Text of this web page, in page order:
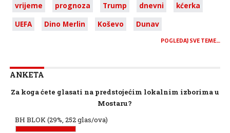
vrijeme
prognoza Trump dnevni
kćerka
UEFA
Dino Merlin Koševo Dunav
POGLEDAJ SVE TEME…
ANKETA
Za koga ćete glasati na predstojećim lokalnim izborima u
Mostaru?
BH BLOK(29%, 252 glas/ova)